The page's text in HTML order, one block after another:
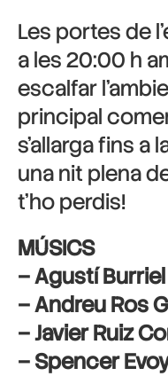
Les portes de
a les 20:00 h
escalfar
principal
s’allarga fins a
una nit plena
t’ho perdis!
MÚSICS
– Agustí
– Andreu Ros
– Javier Ruiz
– Spencer